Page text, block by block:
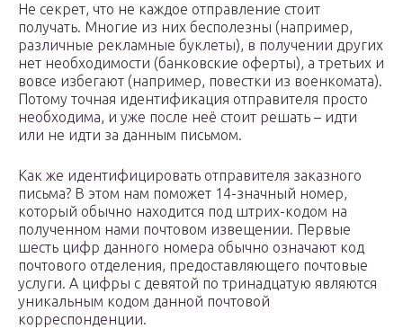
Не секрет, что не каждое отправление стоит
получать. Многие из них бесполезны (например,
различные рекламные буклеты), в получении других
нет необходимости (банковские оферты), а третьих и
вовсе избегают (например, повестки из военкомата).
Потому точная идентификация отправителя просто
необходима, и уже после неё стоит решать – идти
или не идти за данным письмом.
Как же идентифицировать отправителя заказного
письма? В этом нам поможет 14-значный номер,
который обычно находится под штрих-кодом на
полученном нами почтовом извещении. Первые
шесть цифр данного номера обычно означают код
почтового отделения, предоставляющего почтовые
услуги. А цифры с девятой по тринадцатую являются
уникальным кодом данной почтовой
корреспонденции.